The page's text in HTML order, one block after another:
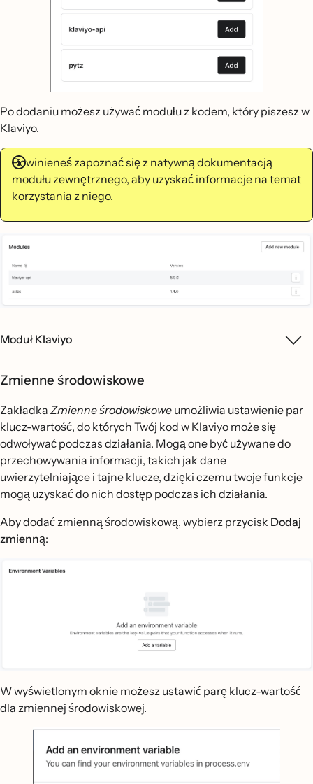
Po dodaniu możesz używać modułu z kodem, który piszesz w
Klaviyo.
Powinieneś zapoznać się z natywną dokumentacją
modułu zewnętrznego, aby uzyskać informacje na temat
korzystania z niego.
Moduł Klaviyo
Zmienne środowiskowe
Zakładka Zmienne środowiskowe umożliwia ustawienie par
klucz-wartość, do których Twój kod w Klaviyo może się
odwoływać podczas działania. Mogą one być używane do
przechowywania informacji, takich jak dane
uwierzytelniające i tajne klucze, dzięki czemu twoje funkcje
mogą uzyskać do nich dostęp podczas ich działania.
Aby dodać zmienną środowiskową, wybierz przycisk Dodaj
zmienną:
W wyświetlonym oknie możesz ustawić parę klucz-wartość
dla zmiennej środowiskowej.